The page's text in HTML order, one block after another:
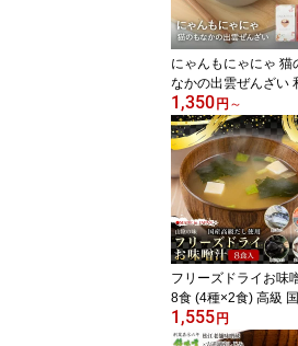
歳暮 プレゼント 猫の
026 お中元 暑中見舞
老の日
にゃんもにゃにゃ 猫
なかの出雲ぜんざい
子 ネコ 北海道産 あず
こしあん つぶあん
るこ 最中 あんこ 小
イーツ お菓子 かわ
贈り物 ギフト 女性
き 国産 フリーズド
インスタント お歳暮
レゼント 猫の日
中元 暑中見舞 敬老
1,350円 ～
フリーズドライお味
8食 (4種×2食) 高級
だし スープ のどぐろ
じみ まとうだい あ
1,555円